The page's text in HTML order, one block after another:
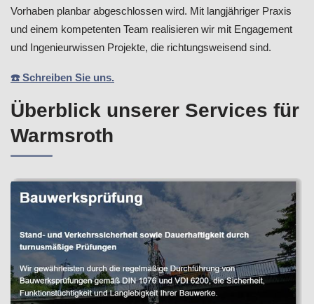
Vorhaben planbar abgeschlossen wird. Mit langjähriger Praxis
und einem kompetenten Team realisieren wir mit Engagement
und Ingenieurwissen Projekte, die richtungsweisend sind.
☎️ Schreiben Sie uns.
Überblick unserer Services für
Warmsroth